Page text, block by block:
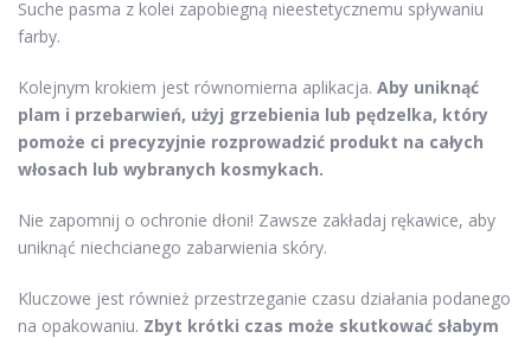
Suche pasma z kolei zapobiegną nieestetycznemu spływaniu
farby.
Kolejnym krokiem jest równomierna aplikacja. Aby uniknąć
plam i przebarwień, użyj grzebienia lub pędzelka, który
pomoże ci precyzyjnie rozprowadzić produkt na całych
włosach lub wybranych kosmykach.
Nie zapomnij o ochronie dłoni! Zawsze zakładaj rękawice, aby
uniknąć niechcianego zabarwienia skóry.
Kluczowe jest również przestrzeganie czasu działania podanego
na opakowaniu. Zbyt krótki czas może skutkować słabym